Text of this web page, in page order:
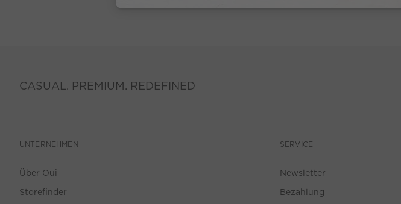
CASUAL. PREMIUM. REDEFINED
UNTERNEHMEN
Über Oui
Storefinder
SERVICE
Newsletter
Bezahlung